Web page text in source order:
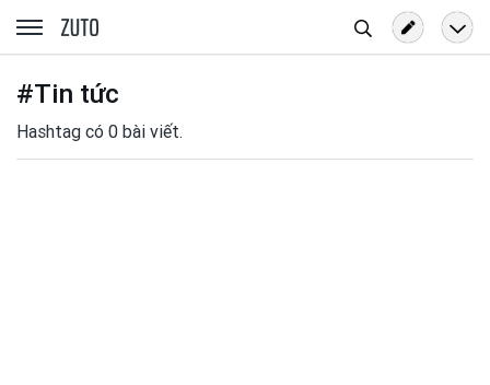
zuto.vn
kiếm
#Tin tức
Hashtag có 0 bài viết.